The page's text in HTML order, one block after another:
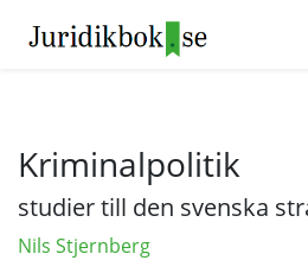
Kriminalpolitik
studier till den svenska
Nils Stjernberg